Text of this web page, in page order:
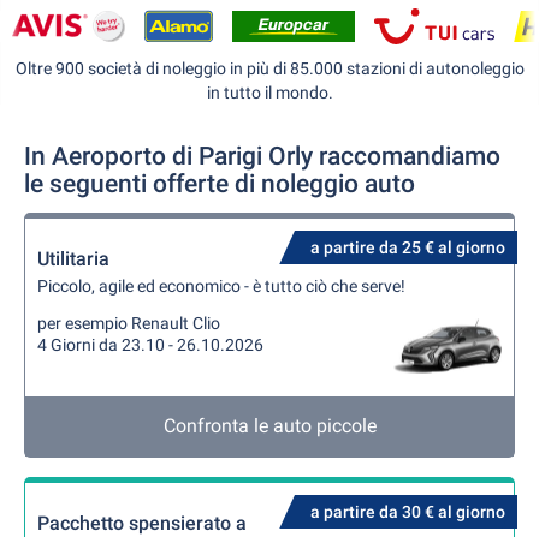
Oltre 900 società di noleggio in più di 85.000 stazioni di autonoleggio
in tutto il mondo.
In Aeroporto di Parigi Orly raccomandiamo
le seguenti offerte di noleggio auto
a partire da 25 € al giorno
Utilitaria
Piccolo, agile ed economico - è tutto ciò che serve!
per esempio Renault Clio
4 Giorni da 23.10 - 26.10.2026
Confronta le auto piccole
a partire da 30 € al giorno
Pacchetto spensierato a